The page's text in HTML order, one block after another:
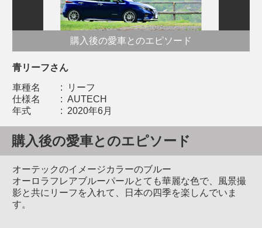
購入後の愛車とのエピソード
青リーフさん
車種名 :
リーフ
仕様名
: AUTECH
年式
: 2020年6月
購入後の愛車とのエピソード
オーテックのイメージカラーのブルー
オーロラフレアブルーパールとても華麗な色で、風景撮
影と共にリーフを入れて、日本の四季を楽しんでいま
す。